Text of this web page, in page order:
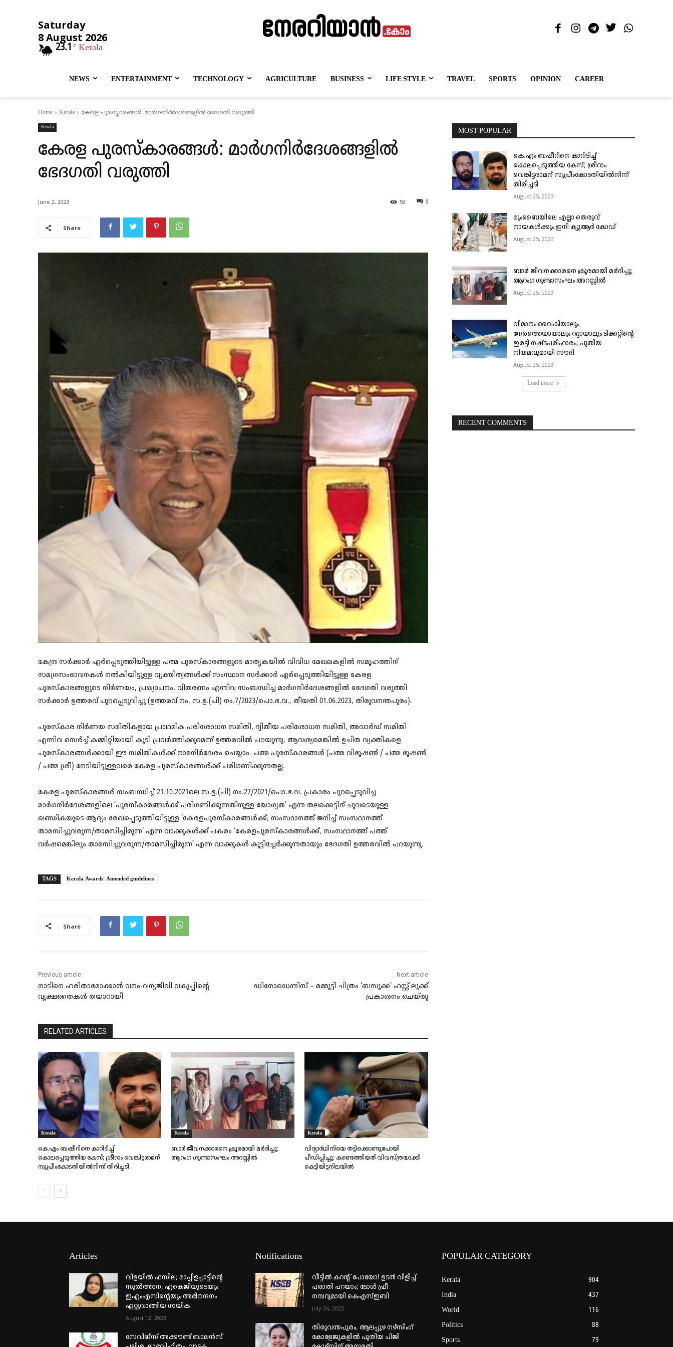
Saturday
8 August 2026
23.1 C Kerala
NEWS ENTERTAINMENT TECHNOLOGY AGRICULTURE BUSINESS LIFE STYLE TRAVEL SPORTS OPINION CAREER
Home Kerala കേരള പുരസ്കാരങ്ങൾ: മാർഗനിർദേശങ്ങളിൽ ഭേദഗതി വരുത്തി
Kerala
കേരള പുരസ്കാരങ്ങൾ: മാർഗനിർദേശങ്ങളിൽ
ഭേദഗതി വരുത്തി
June 2, 2023 0
59
Share
കേന്ദ്ര സർക്കാർ ഏർപ്പെടുത്തിയിട്ടുള്ള പത്മ പുരസ്കാരങ്ങളുടെ മാതൃകയിൽ വിവിധ മേഖലകളിൽ സമൂഹത്തിന്
സമഗ്രസംഭാവനകൾ നൽകിയിട്ടുള്ള വ്യക്തിത്വങ്ങൾക്ക് സംസ്ഥാന സർക്കാർ ഏർപ്പെടുത്തിയിട്ടുള്ള കേരള
പുരസ്കാരങ്ങളുടെ നിർണയം, പ്രഖ്യാപനം, വിതരണം എന്നിവ സംബന്ധിച്ച മാർഗനിർദേശങ്ങളിൽ ഭേദഗതി വരുത്തി
സർക്കാർ ഉത്തരവ് പുറപ്പെടുവിച്ചു (ഉത്തരവ് നം. സ.ഉ.(പി) നം.7/2023/പൊ.ഭ.വ., തീയതി 01.06.2023, തിരുവനന്തപുരം).
പുരസ്കാര നിർണയ സമിതികളായ പ്രാഥമിക പരിശോധന സമിതി, ദ്വിതീയ പരിശോധന സമിതി, അവാർഡ് സമിതി
എന്നിവ സെർച്ച് കമ്മിറ്റിയായി കൂടി പ്രവർത്തിക്കുമെന്ന് ഉത്തരവിൽ പറയുന്നു. ആവശ്യമെങ്കിൽ ഉചിത വ്യക്തികളെ
പുരസ്കാരങ്ങൾക്കായി ഈ സമിതികൾക്ക് നാമനിർദേശം ചെയ്യാം. പത്മ പുരസ്കാരങ്ങൾ (പത്മ വിഭൂഷൺ / പത്മ ഭൂഷൺ
/ പത്മ ശ്രീ) നേടിയിട്ടുള്ളവരെ കേരള പുരസ്കാരങ്ങൾക്ക് പരിഗണിക്കുന്നതല്ല.
കേരള പുരസ്കാരങ്ങൾ സംബന്ധിച്ച് 21.10.2021ലെ സ.ഉ.(പി) നം.27/2021/പൊ.ഭ.വ. പ്രകാരം പുറപ്പെടുവിച്ച
മാർഗനിർദേശങ്ങളിലെ ‘പുരസ്കാരങ്ങൾക്ക് പരിഗണിക്കുന്നതിനുള്ള യോഗ്യത’ എന്ന തലക്കെട്ടിന് ചുവടെയുള്ള
ഖണ്ഡികയുടെ ആദ്യം രേഖപ്പെടുത്തിയിട്ടുള്ള ‘കേരളപുരസ്കാരങ്ങൾക്ക്, സംസ്ഥാനത്ത് ജനിച്ച് സംസ്ഥാനത്ത്
താമസിച്ചുവരുന്ന/താമസിച്ചിരുന്ന’ എന്ന വാക്കുകൾക്ക് പകരം ‘കേരളപുരസ്കാരങ്ങൾക്ക്, സംസ്ഥാനത്ത് പത്ത്
വർഷമെങ്കിലും താമസിച്ചുവരുന്ന/താമസിച്ചിരുന്ന’ എന്ന വാക്കുകൾ കൂട്ടിച്ചേർക്കുന്നതായും ഭേദഗതി ഉത്തരവിൽ പറയുന്നു.
TAGS Kerala Awards: Amended guidelines
Share
Previous article
നാടിനെ ഹരിതാഭമാക്കാന്‍ വനം-വന്യജീവി വകുപ്പിന്റെ
വൃക്ഷതൈകള്‍ തയാറായി
Next article
ഡിനോഡെന്നിസ് – മമ്മൂട്ടി ചിത്രം ‘ബസൂക്ക’ ഫസ്റ്റ് ലുക്ക്
പ്രകാശനം ചെയ്തു
RELATED ARTICLES
Kerala
കെ.എം ബഷീറിനെ കാറിടിച്ച്
കൊലപ്പെടുത്തിയ കേസ്; ശ്രീറാം വെങ്കിട്ടരാമന്
സുപ്രീംകോടതിയിൽനിന്ന് തിരിച്ചടി
Kerala
ബാർ ജീവനക്കാരനെ ക്രൂരമായി മർദിച്ചു;
ആറംഗ ഗുണ്ടാസംഘം അറസ്റ്റിൽ
Kerala
വിദ്യാർഥിനിയെ തട്ടിക്കൊണ്ടുപോയി
പീഡിപ്പിച്ചു; കണ്ടെത്തിയത് വിവസ്ത്രയാക്കി
കെട്ടിയിട്ടനിലയിൽ
MOST POPULAR
കെ.എം ബഷീറിനെ കാറിടിച്ച്
കൊലപ്പെടുത്തിയ കേസ്; ശ്രീറാം
വെങ്കിട്ടരാമന് സുപ്രീംകോടതിയിൽനിന്ന്
തിരിച്ചടി
August 25, 2023
മുംബൈയിലെ എല്ലാ തെരുവ്
നായകൾക്കും ഇനി ക്യുആർ കോഡ്
August 25, 2023
ബാർ ജീവനക്കാരനെ ക്രൂരമായി മർദിച്ചു;
ആറംഗ ഗുണ്ടാസംഘം അറസ്റ്റിൽ
August 25, 2023
വിമാനം വൈകിയാലും
നേരത്തെയായാലും റദ്ദായാലും ടിക്കറ്റിന്റെ
ഇരട്ടി നഷ്ടപരിഹാരം; പുതിയ
നിയമവുമായി സൗദി
August 25, 2023
Load more
RECENT COMMENTS
Articles
വിളയിൽ ഫസീല; മാപ്പിളപ്പാട്ടിന്റെ
സുൽത്താന, എകെജിയുടെയും
ഇഎംഎസിന്റെയും അഭിനന്ദനം
ഏറ്റുവാങ്ങിയ ഗായിക
August 12, 2023
സേവിങ്സ് അക്കൗണ്ട് ബാലൻസ്
Notifications
വീട്ടില്‍ കറന്റ് പോയോ! ഉടന്‍ വിളിച്ച്
പരാതി പറയാം; ടോള്‍ ഫ്രീ
നമ്പറുമായി കെഎസ്ഇബി
July 26, 2023
തിരുവന്തപുരം, ആലപ്പുഴ നഴ്‌സിംഗ്
കോളേജുകളില്‍ പുതിയ പിജി
POPULAR CATEGORY
Kerala
904
India
437
World
116
Politics
88
Sports
79